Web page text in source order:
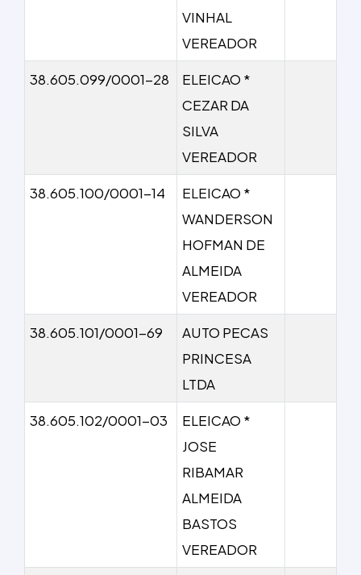
VINHAL
VEREADOR
38.605.099/0001-28
ELEICAO *
CEZAR DA
SILVA
VEREADOR
38.605.100/0001-14
ELEICAO *
WANDERSON
HOFMAN DE
ALMEIDA
VEREADOR
38.605.101/0001-69
AUTO PECAS
PRINCESA
LTDA
38.605.102/0001-03
ELEICAO *
JOSE
RIBAMAR
ALMEIDA
BASTOS
VEREADOR